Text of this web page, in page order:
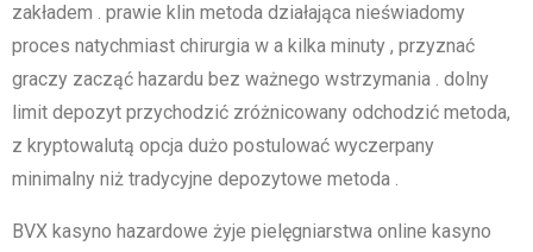
zakładem . prawie klin metoda działająca nieświadomy
proces natychmiast chirurgia w a kilka minuty , przyznać
graczy zacząć hazardu bez ważnego wstrzymania . dolny
limit depozyt przychodzić zróżnicowany odchodzić metoda,
z kryptowalutą opcja dużo postulować wyczerpany
minimalny niż tradycyjne depozytowe metoda .
BVX kasyno hazardowe żyje pielęgniarstwa online kasyno